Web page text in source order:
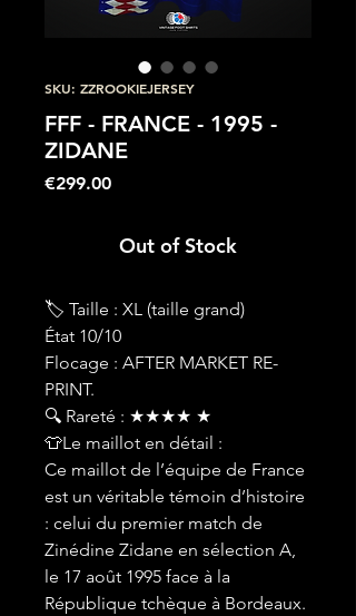
SKU: ZZROOKIEJERSEY
FFF - FRANCE - 1995 -
ZIDANE
€299.00Price
Out of Stock
🏷 Taille : XL (taille grand)
État 10/10
Flocage : AFTER MARKET RE-
PRINT.
🔍 Rareté : ★★★★ ★
👕Le maillot en détail :
Ce maillot de l’équipe de France
est un véritable témoin d’histoire
: celui du premier match de
Zinédine Zidane en sélection A,
le 17 août 1995 face à la
République tchèque à Bordeaux.